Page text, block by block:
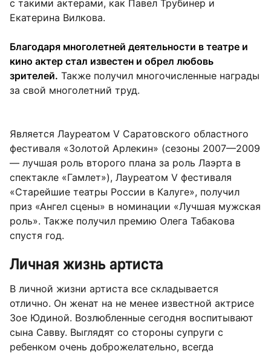
с такими актерами, как Павел Трубинер и
Екатерина Вилкова.
Благодаря многолетней деятельности в театре и
кино актер стал известен и обрел любовь
зрителей. Также получил многочисленные награды
за свой многолетний труд.
Является Лауреатом V Саратовского областного
фестиваля «Золотой Арлекин» (сезоны 2007—2009
— лучшая роль второго плана за роль Лаэрта в
спектакле «Гамлет»), Лауреатом V фестиваля
«Старейшие театры России в Калуге», получил
приз «Ангел сцены» в номинации «Лучшая мужская
роль». Также получил премию Олега Табакова
спустя год.
Личная жизнь артиста
В личной жизни артиста все складывается
отлично. Он женат на не менее известной актрисе
Зое Юдиной. Возлюбленные сегодня воспитывают
сына Савву. Выглядят со стороны супруги с
ребенком очень доброжелательно, всегда